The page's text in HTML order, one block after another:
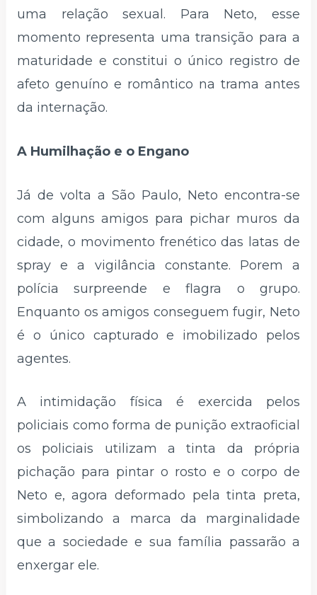
uma relação sexual. Para Neto, esse
momento representa uma transição para a
maturidade e constitui o único registro de
afeto genuíno e romântico na trama antes
da internação.
A Humilhação e o Engano
Já de volta a São Paulo, Neto encontra-se
com alguns amigos para pichar muros da
cidade, o movimento frenético das latas de
spray e a vigilância constante. Porem a
polícia surpreende e flagra o grupo.
Enquanto os amigos conseguem fugir, Neto
é o único capturado e imobilizado pelos
agentes.
A intimidação física é exercida pelos
policiais como forma de punição extraoficial
os policiais utilizam a tinta da própria
pichação para pintar o rosto e o corpo de
Neto e, agora deformado pela tinta preta,
simbolizando a marca da marginalidade
que a sociedade e sua família passarão a
enxergar ele.